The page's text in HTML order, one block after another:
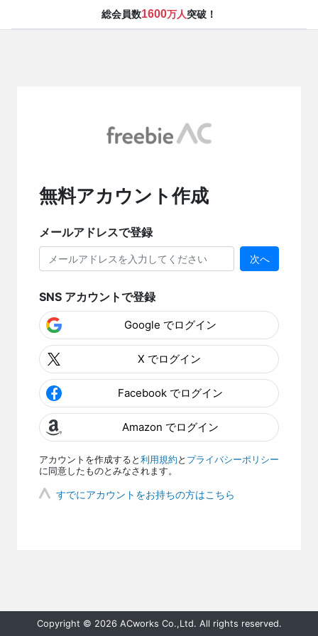
総会員数1600万人突破！
無料アカウント作成
メールアドレスで登録
次へ
SNS アカウントで登録
Google でログイン
X でログイン
Facebook でログイン
Amazon でログイン
アカウントを作成すると 利用規約 と プライバシーポリシー
に同意したものとみなされます。
すでにアカウントをお持ちの方はこちら
Copyright © 2026 ACworks Co.,Ltd. All rights reserved.